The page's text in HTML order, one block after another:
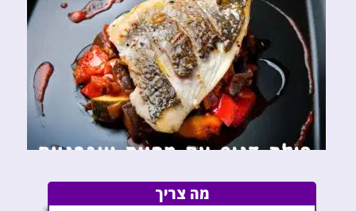
מה צריך